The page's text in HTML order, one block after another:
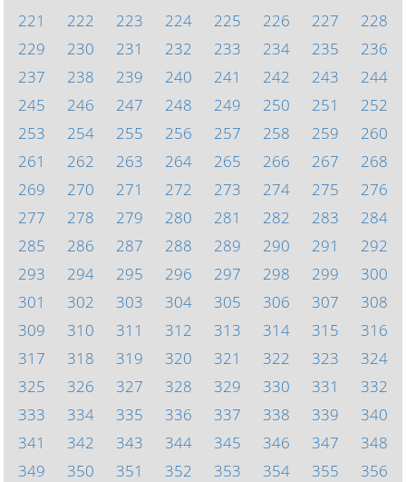
221
222 223 224 225 226 227
228
229
230 231 232 233 234 235
236
237
238 239 240 241 242 243
244
245
246 247 248 249 250 251
252
253
254 255 256 257 258 259
260
261
262 263 264 265 266 267
268
269
270 271 272 273 274 275
276
277
278 279 280 281 282 283
284
285
286 287 288 289 290 291
292
293
294 295 296 297 298 299
300
301
302 303 304 305 306 307
308
309
310 311 312 313 314 315
316
317
318 319 320 321 322 323
324
325
326 327 328 329 330 331
332
333
334 335 336 337 338 339
340
341
342 343 344 345 346 347
348
349
350 351 352 353 354 355
356